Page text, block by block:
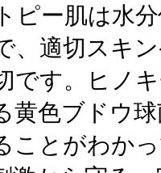
ピー肌は水
、適切スキ
です。ヒノ
黄色ブドウ
ことがわか